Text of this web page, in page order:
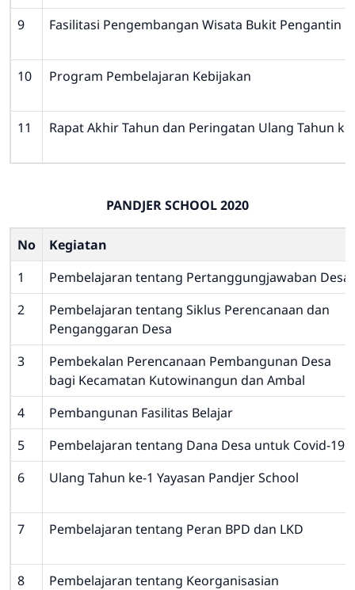
9 Fasilitasi Pengembangan Wisata Bukit Pengantin
10 Program Pembelajaran Kebijakan
11 Rapat Akhir Tahun dan Peringatan Ulang Tahun
PANDJER SCHOOL 2020
No
Kegiatan
1
Pembelajaran tentang Pertanggungjawaban Desa
2
Pembelajaran tentang Siklus Perencanaan dan
Penganggaran Desa
3
Pembekalan Perencanaan Pembangunan Desa
bagi Kecamatan Kutowinangun dan Ambal
4
Pembangunan Fasilitas Belajar
5
Pembelajaran tentang Dana Desa untuk Covid-19
6
Ulang Tahun ke-1 Yayasan Pandjer School
7 Pembelajaran tentang Peran BPD dan LKD
8 Pembelajaran tentang Keorganisasian